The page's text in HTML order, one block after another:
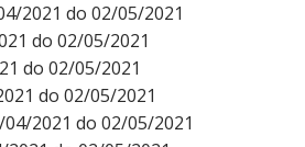
2021 do 02/05/2021
do 02/05/2021
do 02/05/2021
do 02/05/2021
2021 do 02/05/2021